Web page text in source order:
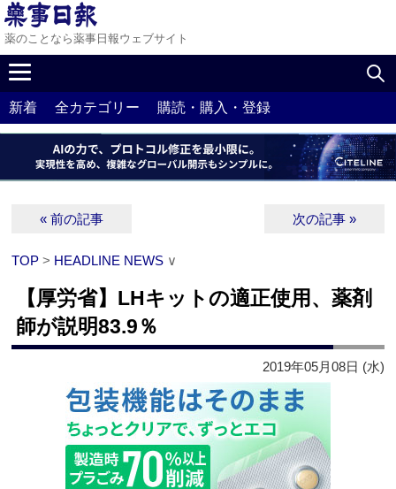
薬のことなら薬事日報ウェブサイト
新着 全カテゴリー 購読・購入・登録
« 前の記事 次の記事 »
TOP > HEADLINE NEWS ∨
【厚労省】LHキットの適正使用、薬剤
師が説明83.9％
2019年05月08日 (水)